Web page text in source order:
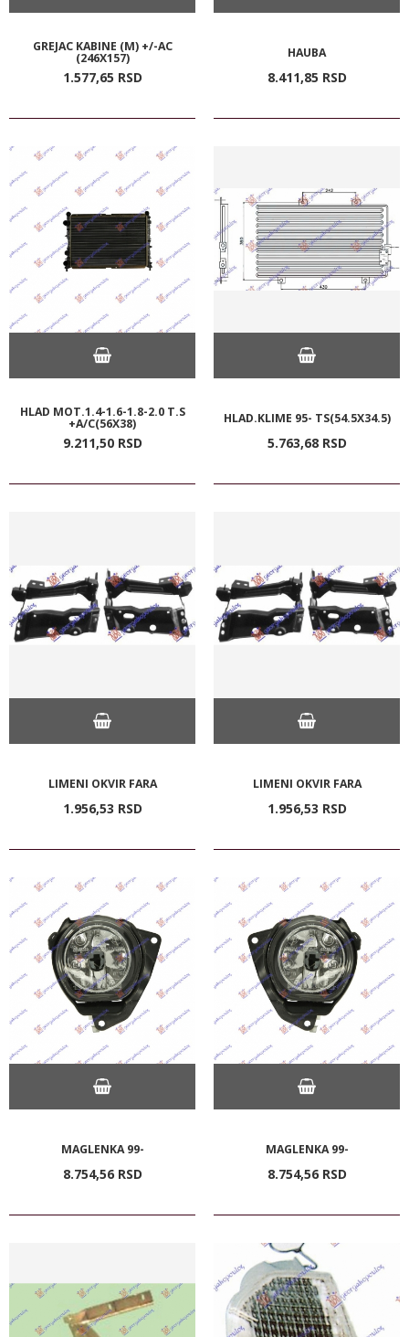
GREJAC KABINE (M) +/-AC
(246X157)
1.577,65 RSD
HAUBA
8.411,85 RSD
HLAD MOT.1.4-1.6-1.8-2.0 T.S
+A/C(56X38)
9.211,50 RSD
HLAD.KLIME 95- TS(54.5X34.5)
5.763,68 RSD
LIMENI OKVIR FARA
1.956,53 RSD
LIMENI OKVIR FARA
1.956,53 RSD
MAGLENKA 99-
8.754,56 RSD
MAGLENKA 99-
8.754,56 RSD